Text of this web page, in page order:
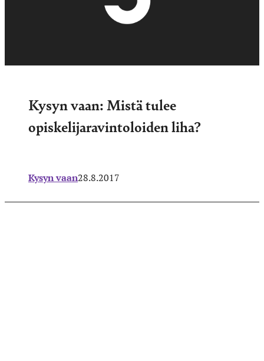
Kysyn vaan: Mistä tulee
opiskelijaravintoloiden liha?
Kysyn vaan28.8.2017